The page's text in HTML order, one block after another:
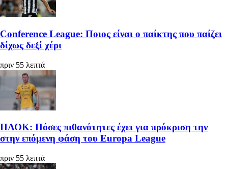
Conference League: Ποιος είναι ο παίκτης που παίζει
δίχως δεξί χέρι
πριν 55 λεπτά
ΠΑΟΚ: Πόσες πιθανότητες έχει για πρόκριση την
στην επόμενη φάση του Europa League
πριν 55 λεπτά